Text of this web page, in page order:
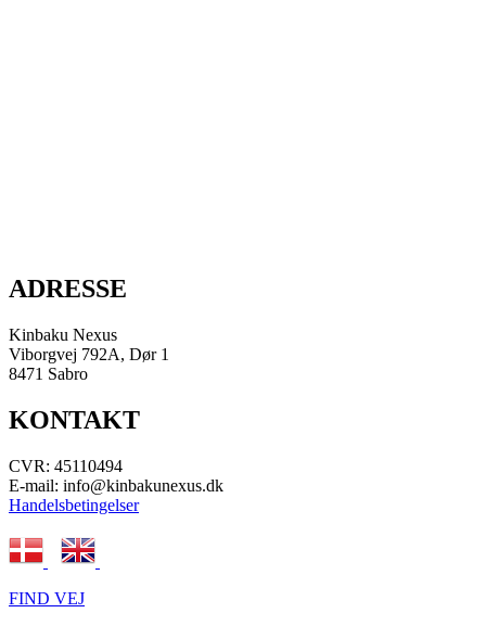
ADRESSE
Kinbaku Nexus
Viborgvej 792A, Dør 1
8471 Sabro
KONTAKT
CVR: 45110494
E-mail: info@kinbakunexus.dk
Handelsbetingelser
FIND VEJ